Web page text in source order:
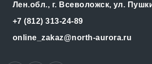
Лен.обл., г. Всеволожск, ул.
+7 (812) 313-24-89
online_zakaz@north-aurora.ru